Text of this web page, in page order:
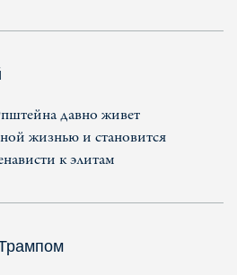
давно живет
жизнью и становится
к элитам